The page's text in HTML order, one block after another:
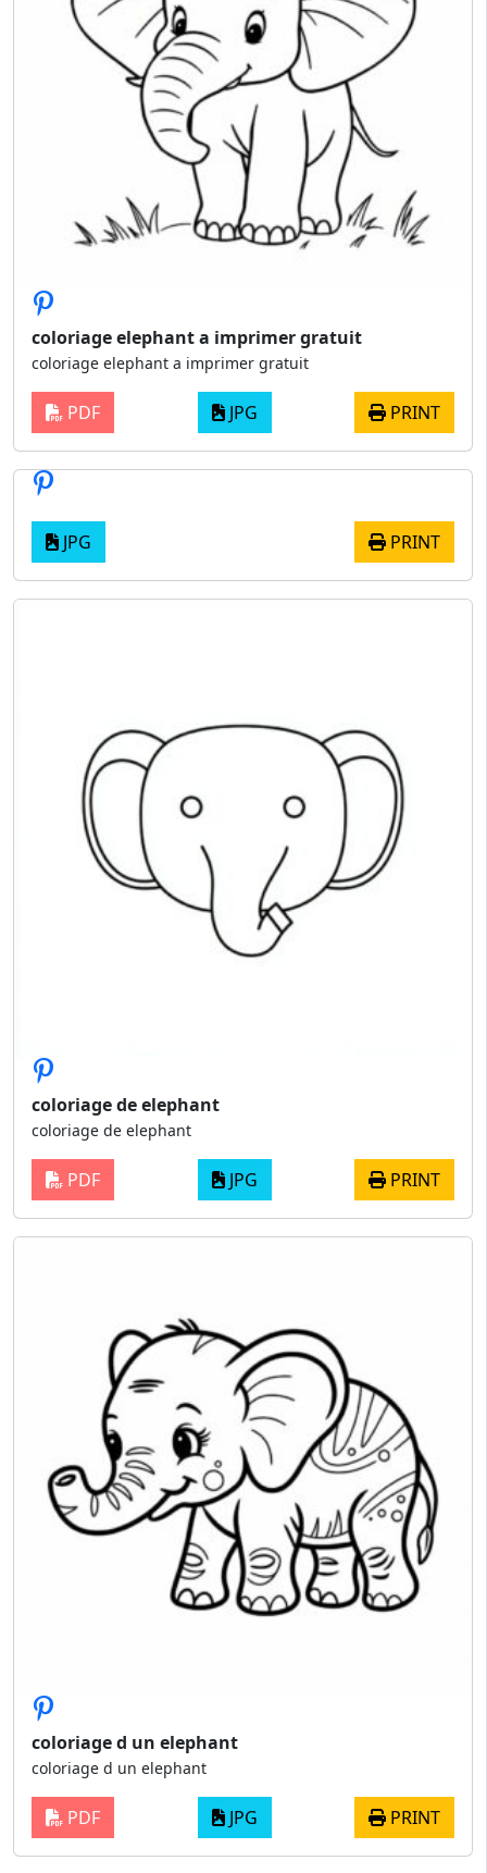
coloriage elephant a imprimer gratuit
coloriage elephant a imprimer gratuit
PDF JPG PRINT
JPG PRINT
coloriage de elephant
coloriage de elephant
PDF JPG PRINT
coloriage d un elephant
coloriage d un elephant
PDF JPG PRINT